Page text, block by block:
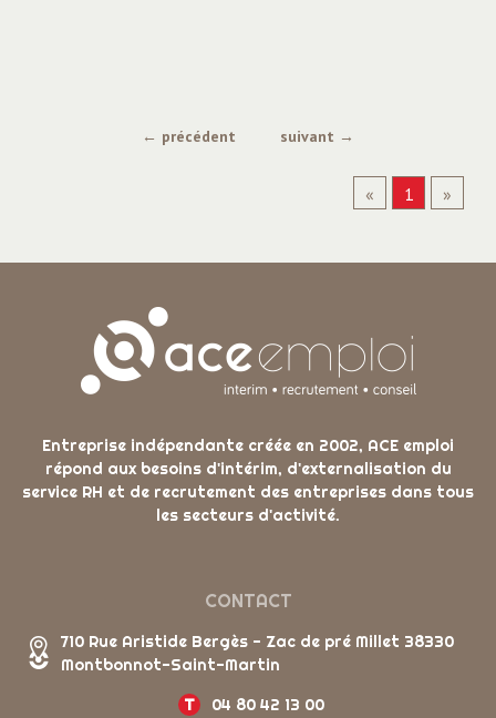
← précédent suivant →
« 1 »
Entreprise indépendante créée en 2002, ACE emploi
répond aux besoins d'intérim, d'externalisation du
service RH et de recrutement des entreprises dans tous
les secteurs d'activité.
CONTACT
710 Rue Aristide Bergès - Zac de pré Millet 38330
Montbonnot-Saint-Martin
T
04 80 42 13 00